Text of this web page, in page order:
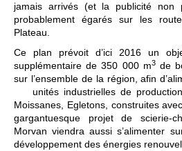
jamais arrivés (et la publicité non
probablement égarés sur les
Plateau.
Ce plan prévoit d’ici 2016 un
supplémentaire de 350 000 m3de
sur l’ensemble de la région, afin
unités industrielles de
Moissanes, Egletons, construites
gargantuesque projet de scierie-
Morvan viendra aussi s’alimenter
développement des énergies